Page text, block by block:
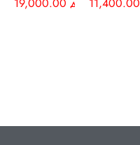
19,000.00 ден 11,400.00